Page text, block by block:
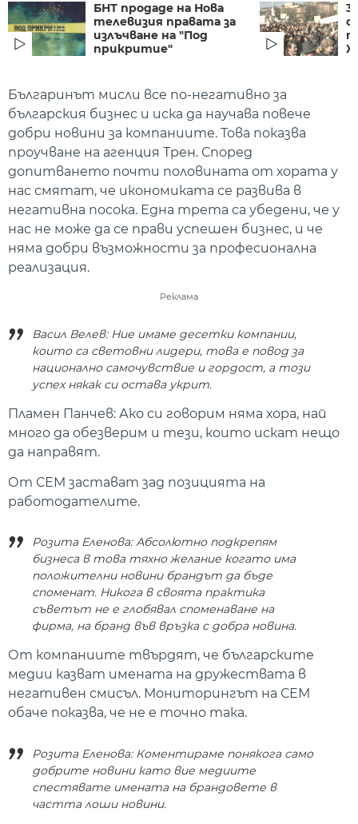
БНТ продаде на Нова
телевизия правата за
излъчване на "Под
прикритие"
Българинът мисли все по-негативно за
българския бизнес и иска да научава повече
добри новини за компаниите. Това показва
проучване на агенция Трен. Според
допитването почти половината от хората у
нас смятат, че икономиката се развива в
негативна посока. Една трета са убедени, че у
нас не може да се прави успешен бизнес, и че
няма добри възможности за професионална
реализация.
Реклама
Васил Велев: Ние имаме десетки компании,
които са световни лидери, това е повод за
национално самочувствие и гордост, а този
успех някак си остава укрит.
Пламен Панчев: Ако си говорим няма хора, най
много да обезверим и тези, които искат нещо
да направят.
От СЕМ застават зад позицията на
работодателите.
Розита Еленова: Абсолютно подкрепям
бизнеса в това тяхно желание когато има
положителни новини брандът да бъде
споменат. Никога в своята практика
съветът не е глобявал споменаване на
фирма, на бранд във връзка с добра новина.
От компаниите твърдят, че българските
медии казват имената на дружествата в
негативен смисъл. Мониторингът на СЕМ
обаче показва, че не е точно така.
Розита Еленова: Коментираме понякога само
добрите новини като вие медиите
спестявате имената на брандовете в
частта лоши новини.